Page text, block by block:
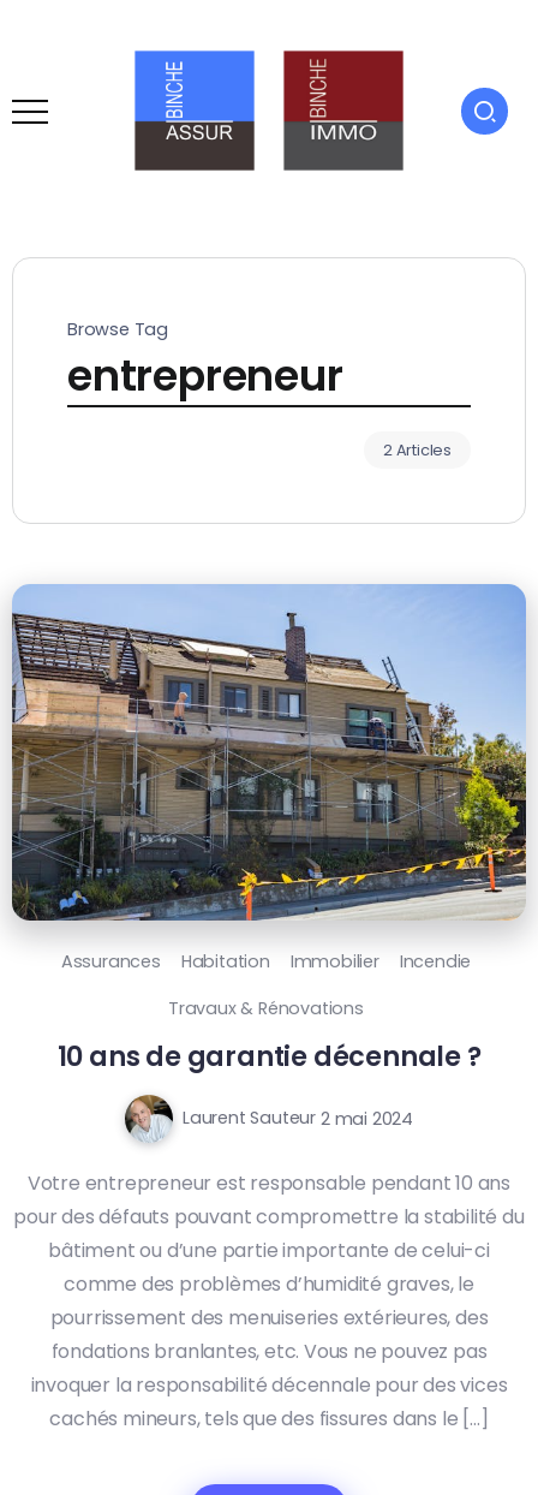
Browse Tag
entrepreneur
2 Articles
Assurances Habitation Immobilier
Incendie
Travaux & Rénovations
10 ans de garantie décennale ?
Laurent Sauteur 2 mai 2024
Votre entrepreneur est responsable pendant 10 ans
pour des défauts pouvant compromettre la stabilité du
bâtiment ou d’une partie importante de celui-ci
comme des problèmes d’humidité graves, le
pourrissement des menuiseries extérieures, des
fondations branlantes, etc. Vous ne pouvez pas
invoquer la responsabilité décennale pour des vices
cachés mineurs, tels que des fissures dans le […]